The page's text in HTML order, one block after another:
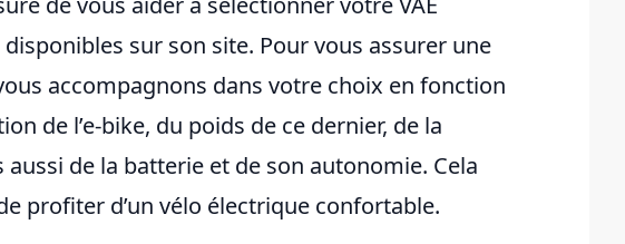
sur son site. Pour vous assurer une
accompagnons dans votre choix en fonction
de l’e-bike, du poids de ce dernier, de la
de la batterie et de son autonomie. Cela
profiter d’un vélo électrique confortable.